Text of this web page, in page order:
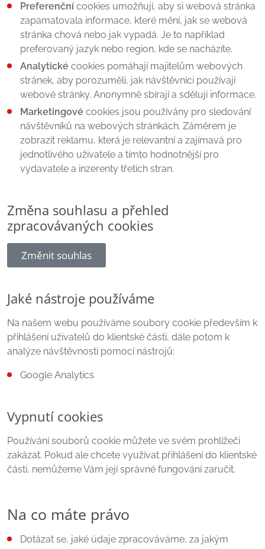
Preferenční cookies umožňují, aby si webová stránka
zapamatovala informace, které mění, jak se webová
stránka chová nebo jak vypadá. Je to například
preferovaný jazyk nebo region, kde se nacházíte.
Analytické cookies pomáhají majitelům webových
stránek, aby porozuměli, jak návštěvníci používají
webové stránky. Anonymně sbírají a sdělují informace.
Marketingové cookies jsou používány pro sledování
návštěvníků na webových stránkách. Záměrem je
zobrazit reklamu, která je relevantní a zajímavá pro
jednotlivého uživatele a tímto hodnotnější pro
vydavatele a inzerenty třetích stran.
Změna souhlasu a přehled
zpracovávaných cookies
Změnit souhlas
Jaké nástroje používáme
Na našem webu používáme soubory cookie především k
přihlášení uživatelů do klientské části, dále potom k
analýze návštěvnosti pomocí nástrojů:
Google Analytics
Vypnutí cookies
Používání souborů cookie můžete ve svém prohlížeči
zakázat. Pokud ale chcete využívat přihlášení do klientské
části, nemůžeme Vám její správné fungování zaručit.
Na co máte právo
Dotázat se, jaké údaje zpracováváme, za jakým